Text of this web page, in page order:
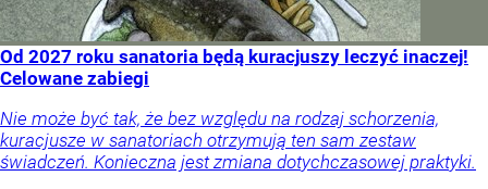
Od 2027 roku sanatoria będą kuracjuszy leczyć inaczej!
Celowane zabiegi
Nie może być tak, że bez względu na rodzaj schorzenia,
kuracjusze w sanatoriach otrzymują ten sam zestaw
świadczeń. Konieczna jest zmiana dotychczasowej praktyki.